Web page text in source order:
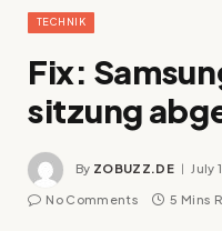
TECHNIK
Fix:
sitzung
By ZOBUZZ.DE July
No Comments 5 Mins